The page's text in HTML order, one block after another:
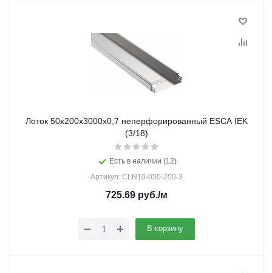
Лоток 50х200х3000х0,7 неперфорированный ESCA IEK
(3/18)
Есть в наличии (12)
Артикул: CLN10-050-200-3
725.69 руб./м
В корзину